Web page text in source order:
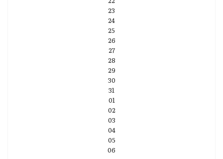
23
24
25
26
27
28
29
30
31
01
02
03
04
05
06